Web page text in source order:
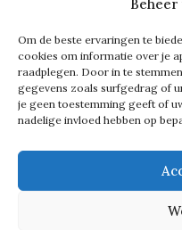
Om de beste ervaringen te
cookies om informatie over je
raadplegen. Door in te
gegevens zoals surfgedrag of
je geen toestemming geeft of
nadelige invloed hebben op
iets teruggeven
waar mensen
zoveel liefde in
Die liefde proef
uit de keuken
komt. De
presentatie